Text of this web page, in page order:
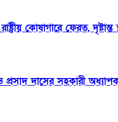
কোষাগারে ফেরত,
দাসের সহকারী